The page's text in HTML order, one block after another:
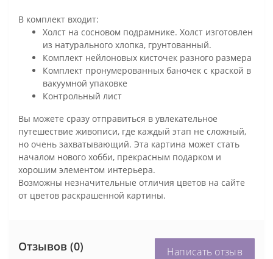
В комплект входит:
Холст на сосновом подрамнике. Холст изготовлен
из натурального хлопка, грунтованный.
Комплект нейлоновых кисточек разного размера
Комплект пронумерованных баночек с краской в
вакуумной упаковке
Контрольный лист
Вы можете сразу отправиться в увлекательное
путешествие живописи, где каждый этап не сложный,
но очень захватывающий. Эта картина может стать
началом нового хобби, прекрасным подарком и
хорошим элементом интерьера.
Возможны незначительные отличия цветов на сайте
от цветов раскрашенной картины.
Отзывов (0) Написать отзыв